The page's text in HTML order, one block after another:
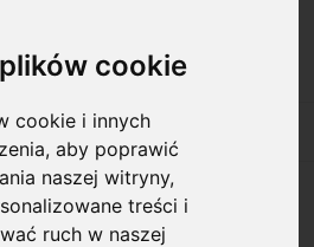
cookie
cookie i innych
aby poprawić
naszej witryny,
treści i
ruch w naszej